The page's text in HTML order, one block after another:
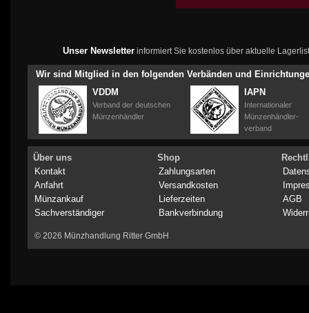
Unser Newsletterinformiert Sie kostenlos über aktuelle
Wir sind Mitglied in den folgenden Verbänden und
VDDM
Verband der deutschen
Münzenhändler
IAPN
Internationaler
Münzenhändler-
verband
Über uns
Kontakt
Anfahrt
Münzankauf
Sachverständiger
Shop
Zahlungsarten
Versandkosten
Lieferzeiten
Bankverbindung
AGB
© 2026 Münzhandlung Ritter GmbH